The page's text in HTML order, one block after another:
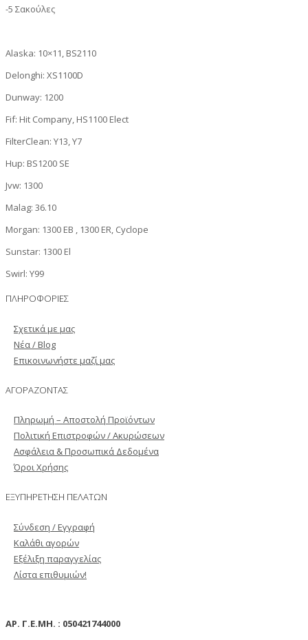
-5 Σακούλες
Alaska: 10×11, BS2110
Delonghi: XS1100D
Dunway: 1200
Fif: Hit Company, HS1100 Elect
FilterClean: Y13, Y7
Hup: BS1200 SE
Jvw: 1300
Malag: 36.10
Morgan: 1300 EB , 1300 ER, Cyclope
Sunstar: 1300 El
Swirl: Y99
ΠΛΗΡΟΦΟΡΙΕΣ
Σχετικά με μας
Νέα / Blog
Επικοινωνήστε μαζί μας
ΑΓΟΡΑΖΟΝΤΑΣ
Πληρωμή – Αποστολή Προϊόντων
Πολιτική Επιστροφών / Ακυρώσεων
Ασφάλεια & Προσωπικά Δεδομένα
Όροι Χρήσης
ΕΞΥΠΗΡΕΤΗΣΗ ΠΕΛΑΤΩΝ
Σύνδεση / Εγγραφή
Καλάθι αγορών
Εξέλιξη παραγγελίας
Λίστα επιθυμιών!
ΑΡ. Γ.Ε.ΜΗ. : 050421744000